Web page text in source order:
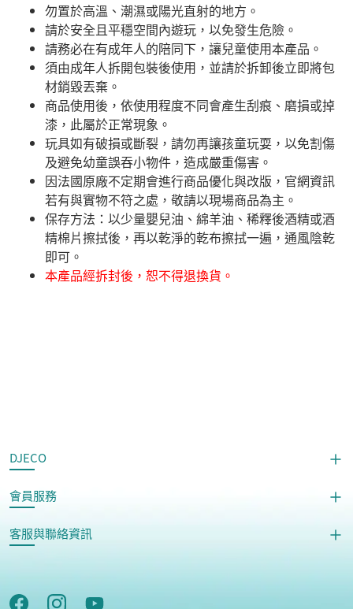
勿置於高溫、潮濕或陽光直射的地方。
請於安全且平穩空間內遊玩，以免發生危險。​
請務必在有成年人的陪同下，讓兒童使用本產品。
須由成年人拆開包裝後使用，並請於拆卸後立即將包
材銷毀丟棄。
商品使用後，依使用程度不同會產生刮痕、磨損或掉
漆，此屬於正常現象。
玩具如有破損或斷裂，請勿再讓孩童玩耍，以免割傷
及避免幼童誤吞小物件，造成嚴重傷害。
因法國原廠不定期會進行商品優化與改版，官網資訊
若有與實物不符之處，敬請以現場商品為主。
​保存方法：以少量嬰兒油、綿羊油、稀釋後酒精或酒
精棉片擦拭後，再以乾淨的乾布擦拭一遍，通風陰乾
即可。
本產品經拆封後，恕不得退換貨。
DJECO
會員服務
客服與聯絡資訊